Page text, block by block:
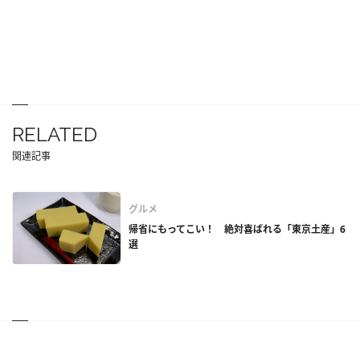
RELATED
関連記事
グルメ
帰省にもってこい！ 絶対喜ばれる「東京土産」6
選